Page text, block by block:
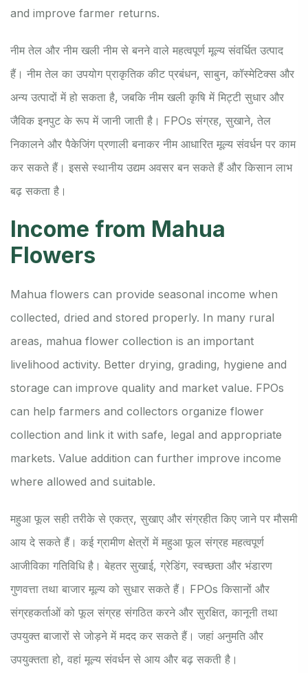
and improve farmer returns.
नीम तेल और नीम खली नीम से बनने वाले महत्वपूर्ण मूल्य संवर्धित उत्पाद
हैं। नीम तेल का उपयोग प्राकृतिक कीट प्रबंधन, साबुन, कॉस्मेटिक्स और
अन्य उत्पादों में हो सकता है, जबकि नीम खली कृषि में मिट्टी सुधार और
जैविक इनपुट के रूप में जानी जाती है। FPOs संग्रह, सुखाने, तेल
निकालने और पैकेजिंग प्रणाली बनाकर नीम आधारित मूल्य संवर्धन पर काम
कर सकते हैं। इससे स्थानीय उद्यम अवसर बन सकते हैं और किसान लाभ
बढ़ सकता है।
Income from Mahua
Flowers
Mahua flowers can provide seasonal income when
collected, dried and stored properly. In many rural
areas, mahua flower collection is an important
livelihood activity. Better drying, grading, hygiene and
storage can improve quality and market value. FPOs
can help farmers and collectors organize flower
collection and link it with safe, legal and appropriate
markets. Value addition can further improve income
where allowed and suitable.
महुआ फूल सही तरीके से एकत्र, सुखाए और संग्रहीत किए जाने पर मौसमी
आय दे सकते हैं। कई ग्रामीण क्षेत्रों में महुआ फूल संग्रह महत्वपूर्ण
आजीविका गतिविधि है। बेहतर सुखाई, ग्रेडिंग, स्वच्छता और भंडारण
गुणवत्ता तथा बाजार मूल्य को सुधार सकते हैं। FPOs किसानों और
संग्रहकर्ताओं को फूल संग्रह संगठित करने और सुरक्षित, कानूनी तथा
उपयुक्त बाजारों से जोड़ने में मदद कर सकते हैं। जहां अनुमति और
उपयुक्तता हो, वहां मूल्य संवर्धन से आय और बढ़ सकती है।